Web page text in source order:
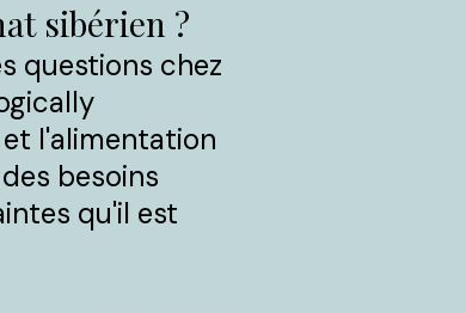
sibérien ?
questions chez
et l'alimentation
besoins
qu'il est